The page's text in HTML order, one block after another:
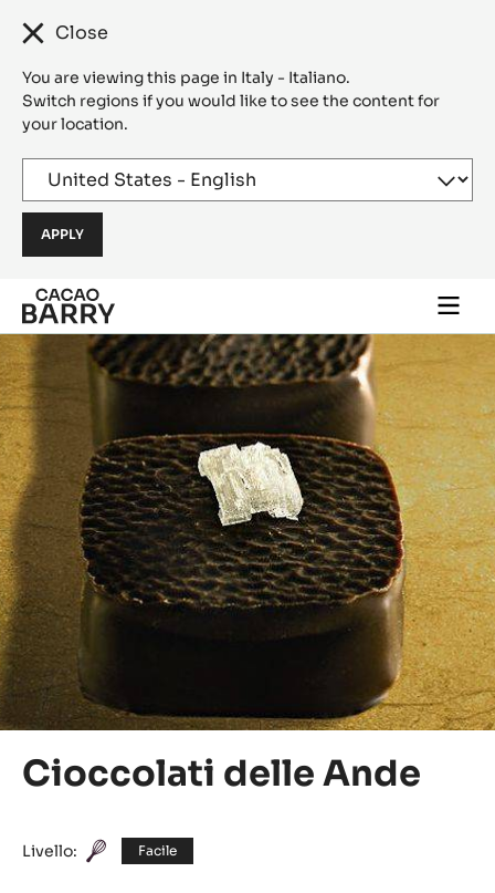
Close
You are viewing this page in Italy - Italiano.
Switch regions if you would like to see the content for
your location.
Skip to main content
main
Cioccolati delle Ande
Livello: Facile